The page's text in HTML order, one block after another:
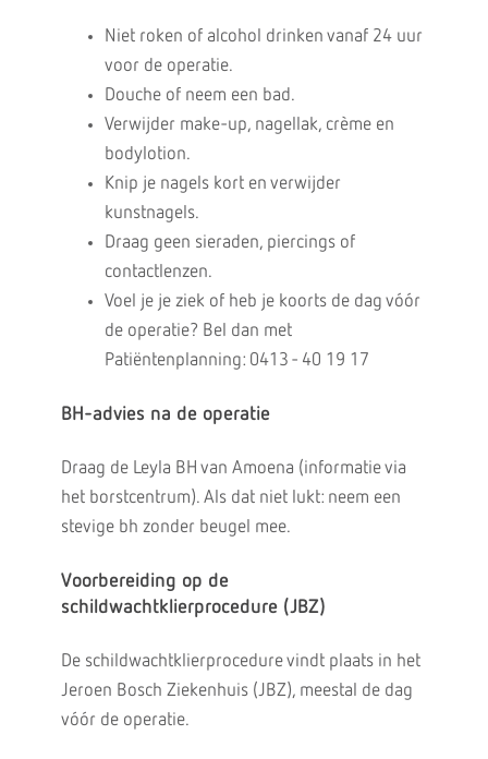
Niet roken of alcohol drinken vanaf 24 uur
voor de operatie.
Douche of neem een bad.
Verwijder make-up, nagellak, crème en
bodylotion.
Knip je nagels kort en verwijder
kunstnagels.
Draag geen sieraden, piercings of
contactlenzen.
Voel je je ziek of heb je koorts de dag vóór
de operatie? Bel dan met
Patiëntenplanning: 0413 - 40 19 17
BH-advies na de operatie
Draag de Leyla BH van Amoena (informatie via
het borstcentrum). Als dat niet lukt: neem een
stevige bh zonder beugel mee.
Voorbereiding op de
schildwachtklierprocedure (JBZ)
De schildwachtklierprocedure vindt plaats in het
Jeroen Bosch Ziekenhuis (JBZ), meestal de dag
vóór de operatie.